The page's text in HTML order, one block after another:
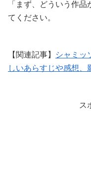
「まず、どういう作
てください。
【関連記事】
シャミッ
しいあらすじや感想、
ス